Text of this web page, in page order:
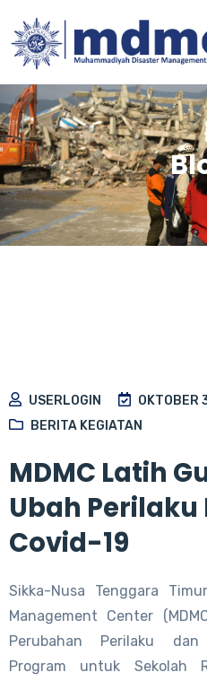
USERLOGIN
OKTOBER
BERITA KEGIATAN
MDMC Latih
Ubah
Covid-19
Sikka-Nusa Tenggara
Management Center
Perubahan Perilaku dan
Program untuk Sekolah